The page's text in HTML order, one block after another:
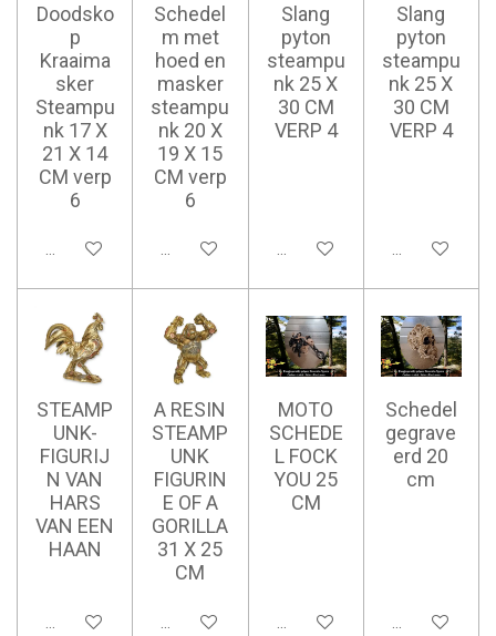
Doodsko
p
Kraaima
sker
Steampu
nk 17 X
21 X 14
CM verp
6
Ajouter au panier
Schedel
m met
hoed en
masker
steampu
nk 20 X
19 X 15
CM verp
6
Ajouter au panier
Slang
pyton
steampu
nk 25 X
30 CM
VERP 4
Ajouter au panier
Slang
pyton
steampu
nk 25 X
30 CM
VERP 4
Ajouter au
STEAMP
UNK-
FIGURIJ
N VAN
HARS
VAN EEN
HAAN
Ajouter au panier
A RESIN
STEAMP
UNK
FIGURIN
E OF A
GORILLA
31 X 25
CM
Ajouter au panier
MOTO
SCHEDE
L FOCK
YOU 25
CM
Ajouter au panier
Schedel
gegrave
erd 20
cm
Ajouter au